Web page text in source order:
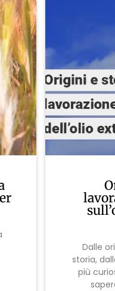
Dalle
storia,
più